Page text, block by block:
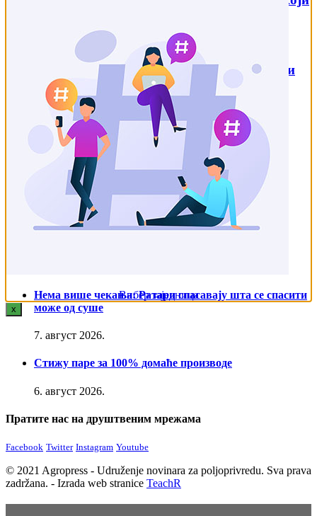
4. август 2026.
Добар род оборио цене хране и инфлацију, али
тек следи...
2. август 2026.
Купус пати на високим температурама упркос
Нема више чекања: Ратари спасавају шта се спасити
може од суше
7. август 2026.
Стижу паре за 100% домаће производе
6. август 2026.
Пратите нас на друштвеним мрежама
Facebook Twitter Instagram Youtube
© 2021 Agropress - Udruženje novinara za poljoprivredu. Sva prava
zadržana. - Izrada web stranice TeachR
Вибер заједница
x